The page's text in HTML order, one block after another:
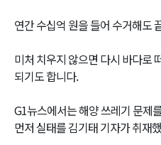
연간 수십억 원을 들어 수거해도
미처 치우지 않으면 다시 바다로
되기도 합니다.
G1뉴스에서는 해양 쓰레기 문제
먼저 실태를 김기태 기자가 취재